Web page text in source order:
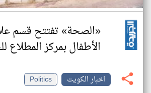
«الصحة» تفتتح قسم
الأطفال بمركز المطلاع
اخبار الكويت
Politics